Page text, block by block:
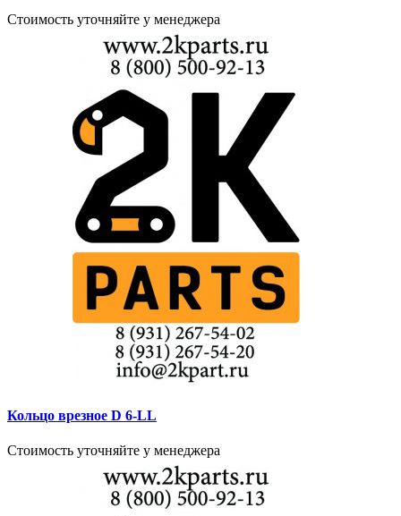
Стоимость уточняйте у менеджера
Кольцо врезное D 6-LL
Стоимость уточняйте у менеджера